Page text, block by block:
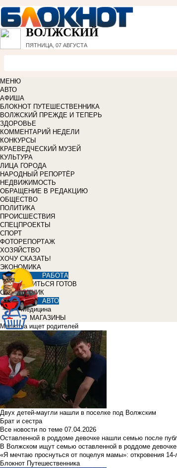
ВОЛЖСКИЙ
ПЯТНИЦА, 07 АВГУСТА
МЕНЮ
АВТО
АФИША
БЛОКНОТ ПУТЕШЕСТВЕННИКА
ВОЛЖСКИЙ ПРЕЖДЕ И ТЕПЕРЬ
ЗДОРОВЬЕ
КОММЕНТАРИЙ НЕДЕЛИ
КОНКУРСЫ
КРАЕВЕДЧЕСКИЙ МУЗЕЙ
КУЛЬТУРА
ЛИЦА ГОРОДА
НАРОДНЫЙ РЕПОРТЁР
НЕДВИЖИМОСТЬ
ОБРАЩЕНИЕ В РЕДАКЦИЮ
ОБЩЕСТВО
ПОЛИТИКА
ПРОИСШЕСТВИЯ
СПЕЦПРОЕКТЫ
СПОРТ
ФОТОРЕПОРТАЖ
ХОЗЯЙСТВО
ХОЧУ СКАЗАТЬ!
ЭКОНОМИКА
РАБОТА
УЧИТЬСЯ ГОТОВ
СПРАВОЧНИК
АВТО
Медицина
МАГАЗИНЫ
Малютка ищет родителей
Двух детей-маугли нашли в поселке под Волжским
Брат и сестра
Все новости по теме 07.04.2026
Оставленной в роддоме девочке нашли семью после
В Волжском ищут семью оставленной в роддоме девочке
«Я мечтаю проснуться от поцелуя мамы»: откровения
Блокнот Путешественника